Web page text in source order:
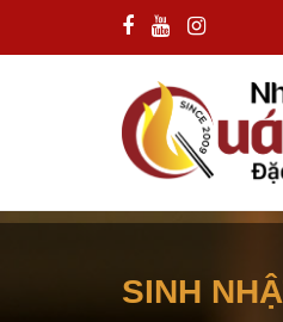
SINH